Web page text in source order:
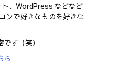
、WordPress などなど
ンで好きなものを好きな
す（笑）
ら